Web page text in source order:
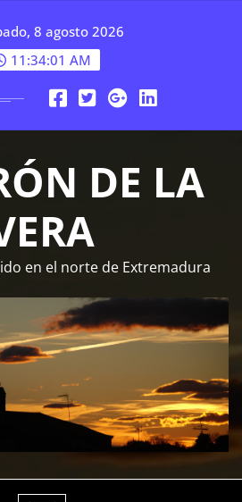
8 agosto 2026
11:34:02 AM
DE LA
en el norte de Extremadura